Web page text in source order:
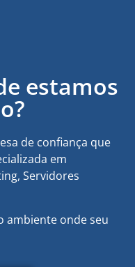
estamos
de confiança que
em
Servidores
ambiente onde seu